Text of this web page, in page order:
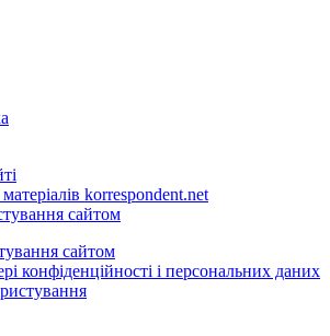
korrespondent.net
сайтом
сайтом
конфіденційності і персональних даних